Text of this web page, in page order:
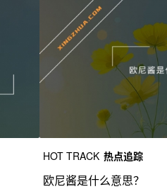
HOT TRACK 热点追踪
欧尼酱是什么意思？